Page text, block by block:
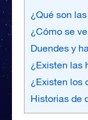
¿Qué son
¿Cómo se
Duendes y
¿Existen las
¿Existen los
Historias de